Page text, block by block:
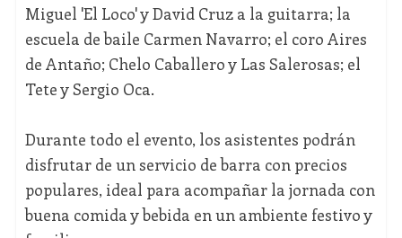
Miguel 'El Loco' y David Cruz a la guitarra; la
escuela de baile Carmen Navarro; el coro Aires
de Antaño; Chelo Caballero y Las Salerosas; el
Tete y Sergio Oca.
Durante todo el evento, los asistentes podrán
disfrutar de un servicio de barra con precios
populares, ideal para acompañar la jornada con
buena comida y bebida en un ambiente festivo y